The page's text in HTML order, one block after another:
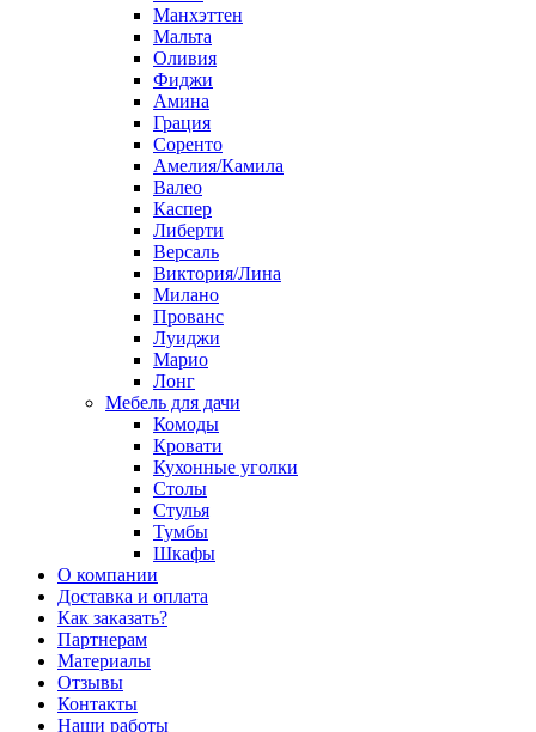
Манхэттен
Мальта
Оливия
Фиджи
Амина
Грация
Соренто
Амелия/Камила
Валео
Каспер
Либерти
Версаль
Виктория/Лина
Милано
Прованс
Луиджи
Марио
Лонг
Мебель для дачи
Комоды
Кровати
Кухонные уголки
Столы
Стулья
Тумбы
Шкафы
О компании
Доставка и оплата
Как заказать?
Партнерам
Материалы
Отзывы
Контакты
Наши работы